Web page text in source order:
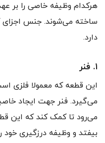
هرکدام وظیفه خاصی را بر
ساخته می‌شوند. جنس اجزای
دارد.
۱. فنر
این قطعه که معمولا فلزی
می‌گیرد. فنر جهت ایجاد
می‌رود تا کمک کند که این
بیفتد و وظیفه درزگیری خود